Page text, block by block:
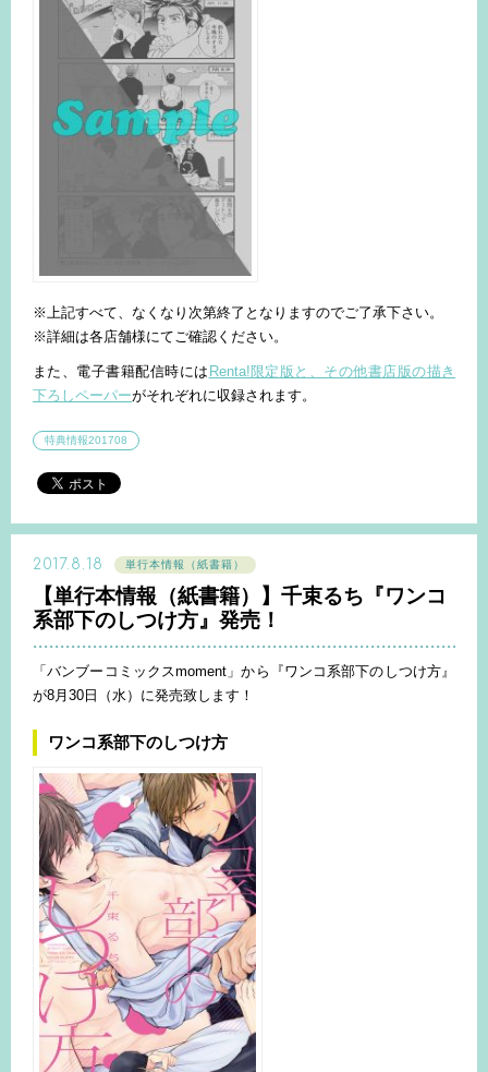
※上記すべて、なくなり次第終了となりますのでご了承下さい。
※詳細は各店舗様にてご確認ください。
また、電子書籍配信時には Renta!限定版と、その他書店版の描き
下ろしペーパーがそれぞれに収録されます。
特典情報201708
2017.8.18 単行本情報（紙書籍）
【単行本情報（紙書籍）】千束るち『ワンコ
系部下のしつけ方』発売！
「バンブーコミックスmoment」から『ワンコ系部下のしつけ方』
が8月30日（水）に発売致します！
ワンコ系部下のしつけ方